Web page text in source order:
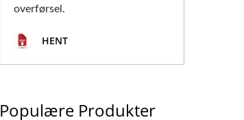
overførsel.
HENT
Populære Produkter